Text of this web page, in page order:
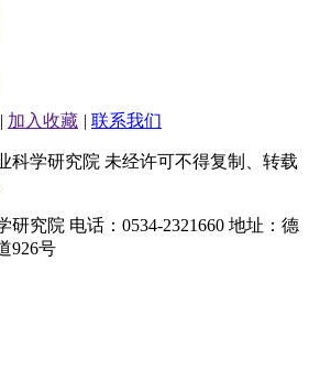
| 加入收藏 | 联系我们
科学研究院 未经许可不得复制、转载
研究院 电话：0534-2321660 地址：德
926号